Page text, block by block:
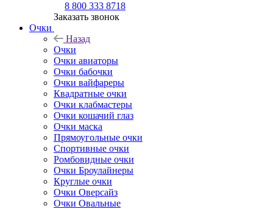
8 800 333 8718
Заказать звонок
Очки
Назад
Очки
Очки авиаторы
Очки бабочки
Очки вайфареры
Квадратные очки
Очки клабмастеры
Очки кошачий глаз
Очки маска
Прямоугольные очки
Спортивные очки
Ромбовидные очки
Очки Броулайнеры
Круглые очки
Очки Оверсайз
Очки Овальные